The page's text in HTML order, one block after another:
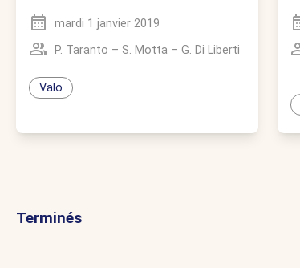
mardi 1 janvier 2019
P. Taranto – S. Motta – G. Di Liberti
Valo
Terminés